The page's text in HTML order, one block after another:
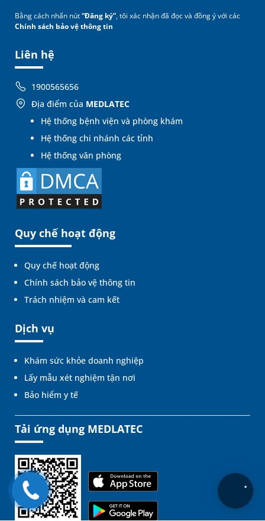
Liên hệ
1900565656
Địa điểm của MEDLATEC
Hệ thống bệnh viện và phòng khám
Hệ thống chi nhánh các tỉnh
Hệ thống văn phòng
Quy chế hoạt động
Quy chế hoạt động
Chính sách bảo vệ thông tin
Trách nhiệm và cam kết
Dịch vụ
Khám sức khỏe doanh nghiệp
Lấy mẫu xét nghiệm tận nơi
Bảo hiểm y tế
Bằng cách nhấn nút“Đăng ký”, tôi xác nhận đã đọc và đồng ý với các
Chính sách bảo vệ thông tin
Tải ứng dụng MEDLATEC